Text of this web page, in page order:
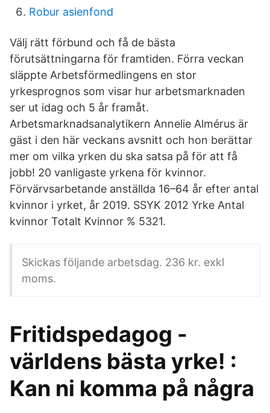
Robur asienfond
Välj rätt förbund och få de bästa
förutsättningarna för framtiden. Förra veckan
släppte Arbetsförmedlingens en stor
yrkesprognos som visar hur arbetsmarknaden
ser ut idag och 5 år framåt.
Arbetsmarknadsanalytikern Annelie Almérus är
gäst i den här veckans avsnitt och hon berättar
mer om vilka yrken du ska satsa på för att få
jobb! 20 vanligaste yrkena för kvinnor.
Förvärvsarbetande anställda 16–64 år efter antal
kvinnor i yrket, år 2019. SSYK 2012 Yrke Antal
kvinnor Totalt Kvinnor % 5321.
Skickas följande arbetsdag. 236 kr. exkl
moms.
Fritidspedagog -
världens bästa yrke! :
Kan ni komma på några